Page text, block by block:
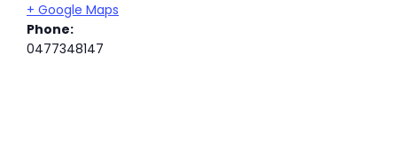
+ Google Maps
Phone:
0477348147